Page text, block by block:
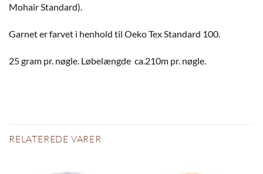
Mohair Standard).
Garnet er farvet i henhold til Oeko Tex Standard 100.
25 gram pr. nøgle. Løbelængde ca.210m pr. nøgle.
RELATEREDE VARER